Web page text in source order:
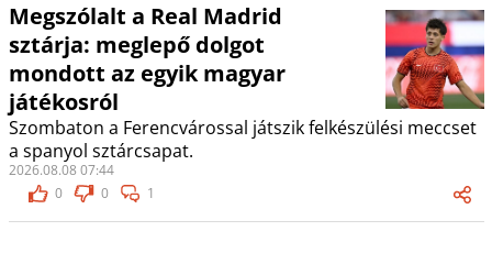
Megszólalt a Real Madrid
sztárja: meglepő dolgot
mondott az egyik magyar
játékosról
Szombaton a Ferencvárossal játszik felkészülési meccset
a spanyol sztárcsapat.
2026.08.08 07:44
0
0 1